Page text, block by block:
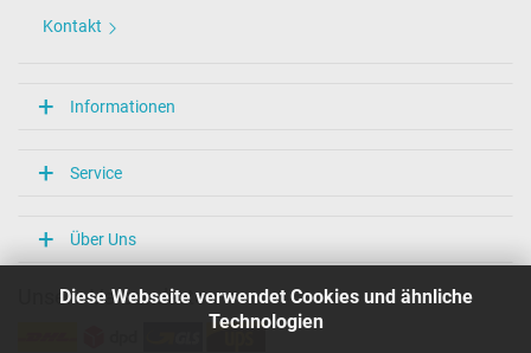
Diese Webseite verwendet Cookies und ähnliche
Technologien
Kontakt
Informationen
Service
Über Uns
Unsere Versandarten